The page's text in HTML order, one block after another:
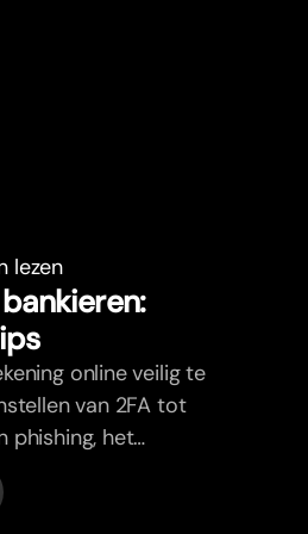
lezen
online veilig te
van 2FA tot
phishing, het
en wat bunq
regelt.